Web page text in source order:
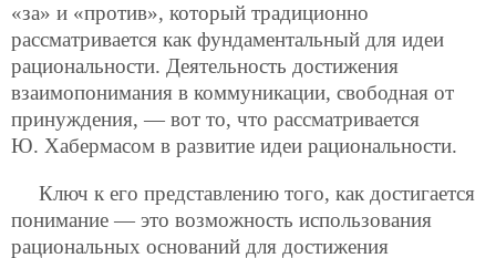
«за» и «против», который традиционно
рассматривается как фундаментальный для идеи
рациональности. Деятельность достижения
взаимопонимания в коммуникации, свободная от
принуждения, — вот то, что рассматривается
Ю. Хабермасом в развитие идеи рациональности.
Ключ к его представлению того, как достигается
понимание — это возможность использования
рациональных оснований для достижения